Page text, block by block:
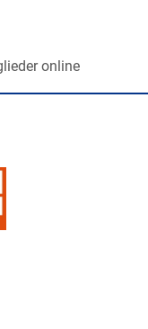
online